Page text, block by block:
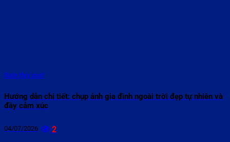
Rate this post
Hướng dẫn chi tiết: chụp ảnh gia đình ngoài trời đẹp tự nhiên và
đầy cảm xúc
04/07/2026
2